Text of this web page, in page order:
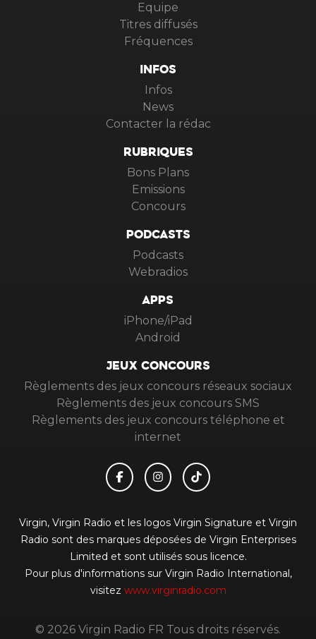
Equipe
Titres diffusés
Fréquences
INFOS
Infos
News
Contacter la rédac
RUBRIQUES
Bons Plans
Emissions
Concours
PODCASTS
Podcasts
Webradios
APPS
iPhone/iPad
Android
JEUX CONCOURS
Règlements des jeux concours réseaux sociaux
Règlements des jeux concours SMS
Règlements des jeux concours téléphone et
internet
Virgin, Virgin Radio et les logos Virgin Signature et Virgin
Radio sont des marques déposées de Virgin Enterprises
Limited et sont utilisés sous licence.
Pour plus d'informations sur Virgin Radio International,
visitez www.virginradio.com
© 2026 Virgin Radio FR Tous droits réservés.